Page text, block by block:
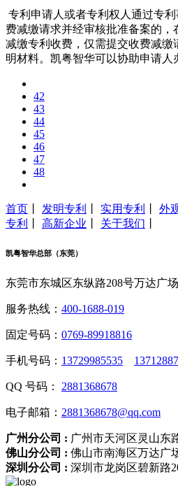
专利申请人或者专利权人通过专
费减缴请求并经审核批准备案的
减缴专利收费，仅需提交收费减缴
明材料。凯粤智华可以协助申请人
42
43
44
45
46
47
48
首页 发明专利 实用专利 外
专利
高新企业 关于我们
凯粤智华总部（东莞）
东莞市东城区东纵路208号万达广
服务热线： 400-1688-019
固定号码： 0769-89918816
手机号码： 13729985535
QQ 号码： 2881368678
电子邮箱： 2881368678@qq.com
广州分公司 : 广州市天河区灵山东
佛山分公司 : 佛山市南海区万达广
深圳分公司 : 深圳市龙岗区碧新路